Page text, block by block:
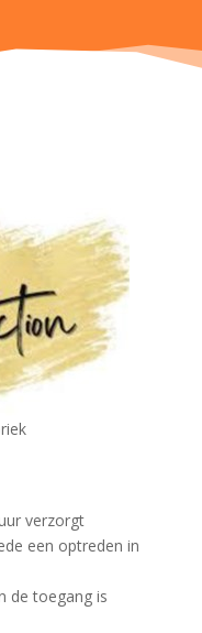
verzorgt
een optreden in
de toegang is